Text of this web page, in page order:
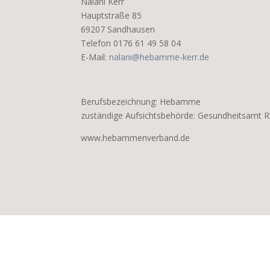
Hauptstraße 85
69207 Sandhausen
Telefon 0176 61 49 58 04
E-Mail: nalani@hebamme-kerr.de
Berufsbezeichnung: Hebamme
zuständige Aufsichtsbehörde: Gesundheitsamt
www.hebammenverband.de